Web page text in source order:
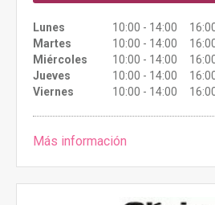
Lunes
10:00 - 14:00
Martes
10:00 - 14:00
Miércoles
10:00 - 14:00
Jueves
10:00 - 14:00
Viernes
10:00 - 14:00
Más información